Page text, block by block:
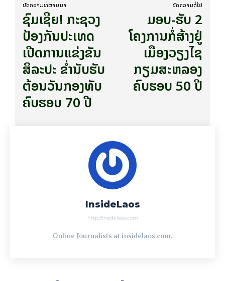
ບົດ​ຄວາມ​ທີ່​ຜ່ານ​ມາ
ຊົມເຊີຍ! ກະຊວງ
ປ້ອງກັນປະເທດ
ເປີດການແຂ່ງຂັນ
ສິລະປະ ຂ່ຳນັບຮັບ
ຕ້ອນວັນກອງທັບ
ຄົບຮອບ 70 ປີ
ບົດ​ຄວາມ​ຕໍ່​ໄປ
ມອບ-ຮັບ 2
ໂຄງການກໍ່ສ້າງຢູ່
ເມືອງວຽງໄຊ
ກຽມສະຫລອງ
ຄົບຮອບ 50 ປີ
InsideLaos
http://insidelaos.com
Online Journalists at insidelaos.com.